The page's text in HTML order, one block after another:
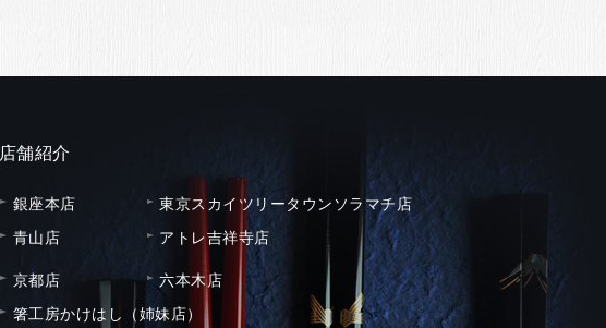
店舗紹介
銀座本店
東京スカイツリータウンソラマチ店
青山店
アトレ吉祥寺店
京都店
六本木店
箸工房かけはし（姉妹店）